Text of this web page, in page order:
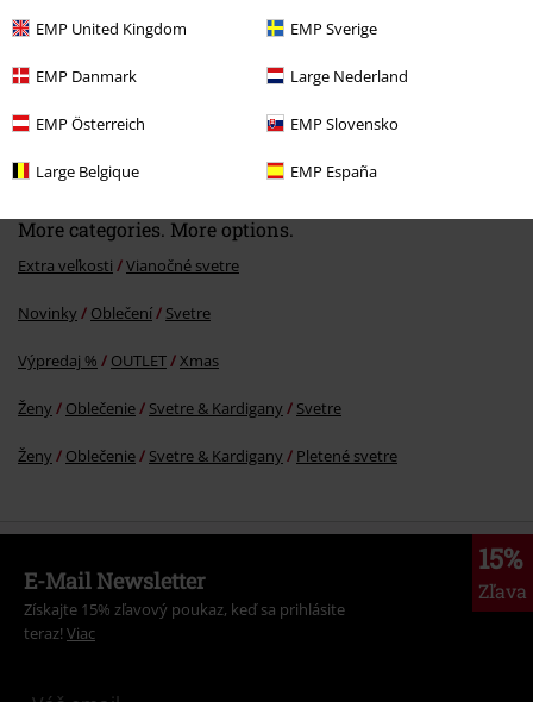
EMP United Kingdom EMP Sverige
EMP Danmark Large Nederland
EMP Österreich EMP Slovensko
Large Belgique EMP España
Od€ 43,99
More categories. More options.
Extra veľkosti Vianočné svetre
Novinky Oblečení Svetre
Výpredaj % OUTLET Xmas
Ženy Oblečenie Svetre & Kardigany Svetre
Ženy Oblečenie Svetre & Kardigany Pletené svetre
15%
Zľava
E-Mail Newsletter
Získajte 15% zľavový poukaz, keď sa prihlásite
teraz! Viac